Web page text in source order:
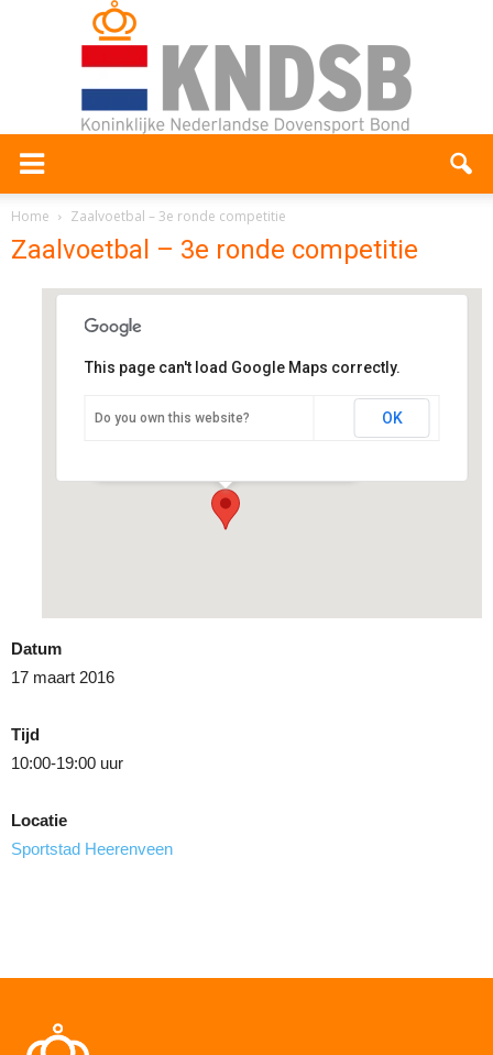
Home Zaalvoetbal – 3e ronde competitie
Zaalvoetbal – 3e ronde competitie
Sportstad Heerenveen
Abe Lenstra Boulevard 23Q - Heerenveen
This page can't load Google Maps correctly.
Do you own this website? OK
Datum
17 maart 2016
Tijd
10:00-19:00 uur
Locatie
Sportstad Heerenveen